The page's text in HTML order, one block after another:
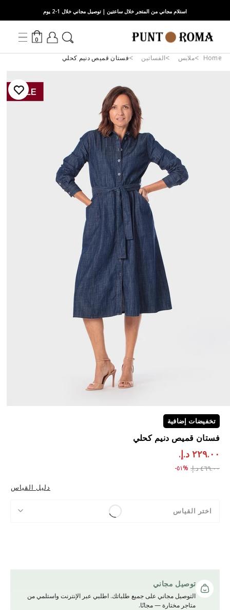
استلام مجاني من المتجر خلال ساعتين | توصيل مجاني خلال 1-2 يوم
0
Home ملابس الفساتين فستان قميص دنيم كحلي
تخفيضات إضافية
فستان قميص دنيم كحلي
٢٢٩.٠٠ د.إ.‏
Price reduced from
٤٦٩.٠٠ د.إ.‏ to ٢٢٩.٠٠ د.إ.‏%٥١-
دليل القياس
اختر القياس
توصيل مجاني
التوصيل مجاني على جميع طلباتك. اطلبي عبر الإنترنت واستلمي من
متاجر مختارة — مجانًا.